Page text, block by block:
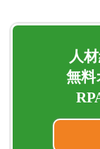
人
無